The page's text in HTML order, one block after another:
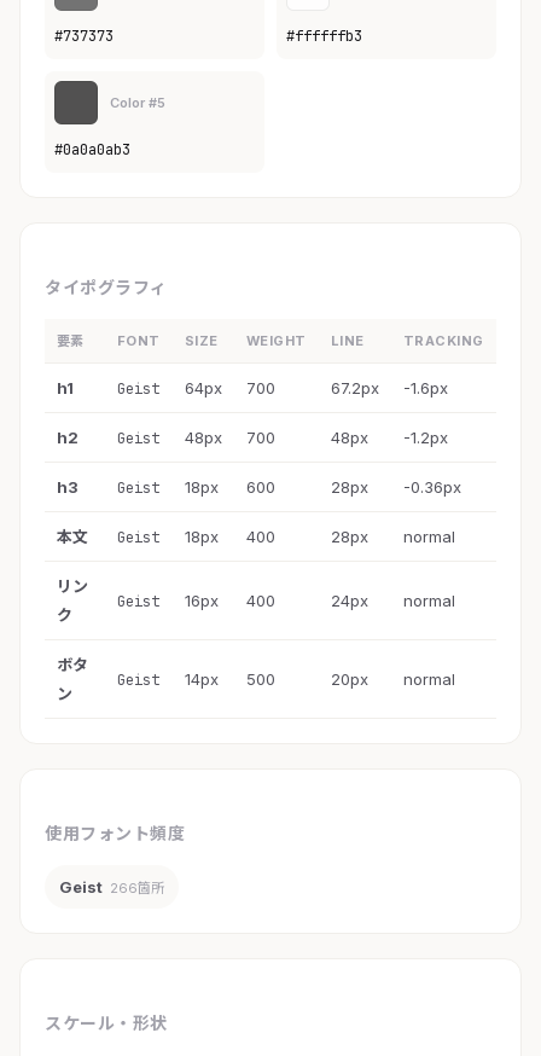
#737373 #ffffffb3
Color #5
#0a0a0ab3
タイポグラフィ
要素 FONT SIZE WEIGHT LINE TRACKING
h1 Geist 64px 700 67.2px -1.6px
h2 Geist 48px 700 48px -1.2px
h3 Geist 18px 600 28px -0.36px
本文 Geist 18px 400 28px normal
リン
ク
Geist 16px 400 24px normal
ボタ
ン
Geist 14px 500 20px normal
使用フォント頻度
Geist 266箇所
スケール・形状